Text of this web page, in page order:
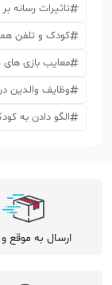
تاثیرات رسانه
کودک و تلفن
معایب بازی های
وظایف والدین
الگو دادن به
ارسال به موقع